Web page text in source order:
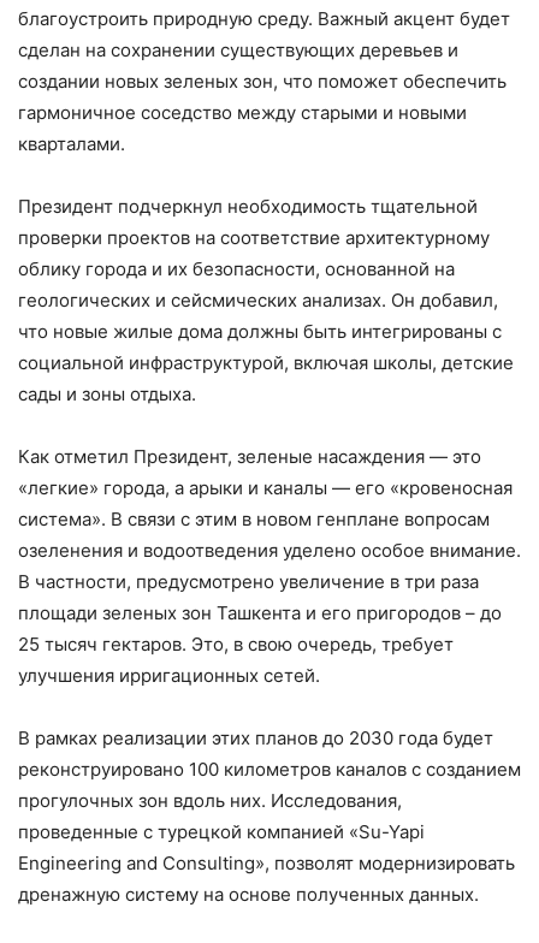
благоустроить природную среду. Важный акцент будет
сделан на сохранении существующих деревьев и
создании новых зеленых зон, что поможет обеспечить
гармоничное соседство между старыми и новыми
кварталами.
Президент подчеркнул необходимость тщательной
проверки проектов на соответствие архитектурному
облику города и их безопасности, основанной на
геологических и сейсмических анализах. Он добавил,
что новые жилые дома должны быть интегрированы с
социальной инфраструктурой, включая школы, детские
сады и зоны отдыха.
Как отметил Президент, зеленые насаждения — это
«легкие» города, а арыки и каналы — его «кровеносная
система». В связи с этим в новом генплане вопросам
озеленения и водоотведения уделено особое внимание.
В частности, предусмотрено увеличение в три раза
площади зеленых зон Ташкента и его пригородов – до
25 тысяч гектаров. Это, в свою очередь, требует
улучшения ирригационных сетей.
В рамках реализации этих планов до 2030 года будет
реконструировано 100 километров каналов с созданием
прогулочных зон вдоль них. Исследования,
проведенные с турецкой компанией «Su-Yapi
Engineering and Consulting», позволят модернизировать
дренажную систему на основе полученных данных.